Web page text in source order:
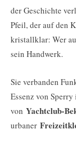
der Geschichte
Pfeil, der auf den
kristallklar: Wer
sein Handwerk.
Sie verbanden
Essenz von
von Yachtclub-
urbaner